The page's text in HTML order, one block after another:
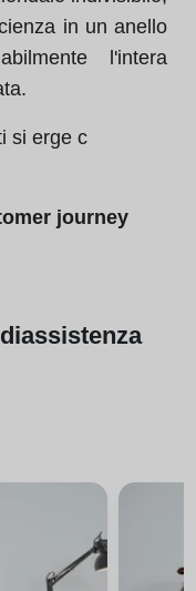
in un anello
l'intera
si erge c
journey
assistenza